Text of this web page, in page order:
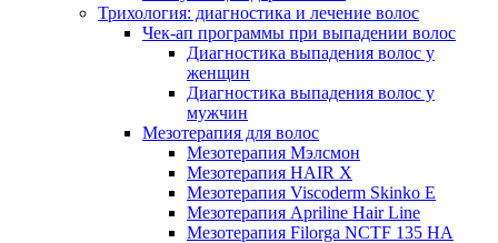
Трихология: диагностика и лечение волос
Чек-ап программы при выпадении волос
Диагностика выпадения волос у
женщин
Диагностика выпадения волос у
мужчин
Мезотерапия для волос
Мезотерапия Мэлсмон
Мезотерапия HAIR X
Мезотерапия Viscoderm Skinko E
Мезотерапия Apriline Hair Line
Мезотерапия Filorga NCTF 135 HA